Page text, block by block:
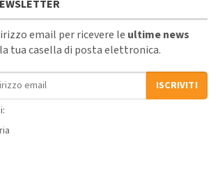
email per ricevere le ultime news
tua casella di posta elettronica.
ISCRIVITI